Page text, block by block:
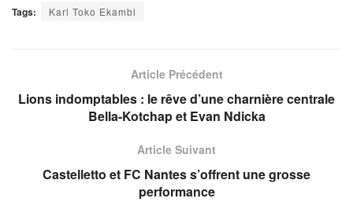
Tags: Karl Toko Ekambi
Article Précédent
Lions indomptables : le rêve d’une charnière centrale
Bella-Kotchap et Evan Ndicka
Article Suivant
Castelletto et FC Nantes s’offrent une grosse
performance